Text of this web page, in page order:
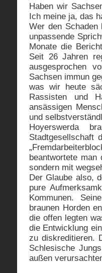
Haben wir
Ich meine ja, das
Wer den
unpassende
Monate die
Seit 26 Jahren
ausgesprochen
Sachsen immun
was wir heute
Rassisten und
ansässigen
und
Hoyerswerda
Stadtgesellschaft
beantwortete
sondern mit
Der Glaube also,
pure
Kommunen.
braunen Horden
die offen legten
die Entwicklung
zu diskreditieren.
Schlesische
außen